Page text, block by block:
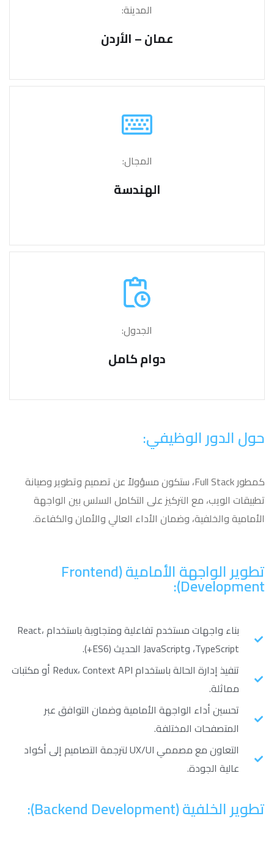
المدينة:
عمان – الأردن
المجال:
الهندسة
الجدول:
دوام كامل
حول الدور الوظيفي:
كمطور Full Stack، ستكون مسؤولاً عن تصميم وتطوير وصيانة
تطبيقات الويب، مع التركيز على التكامل السلس بين الواجهة
الأمامية والخلفية، وضمان الأداء العالي والأمان والكفاءة.
تطوير الواجهة الأمامية (Frontend
Development):
بناء واجهات مستخدم تفاعلية ومتجاوبة باستخدام React،
TypeScript، وJavaScript الحديث (ES6+).
تنفيذ إدارة الحالة باستخدام Redux، Context API أو مكتبات
مماثلة.
تحسين أداء الواجهة الأمامية وضمان التوافق عبر
المتصفحات المختلفة.
التعاون مع مصممي UX/UI لترجمة التصاميم إلى أكواد
عالية الجودة.
تطوير الخلفية (Backend Development):